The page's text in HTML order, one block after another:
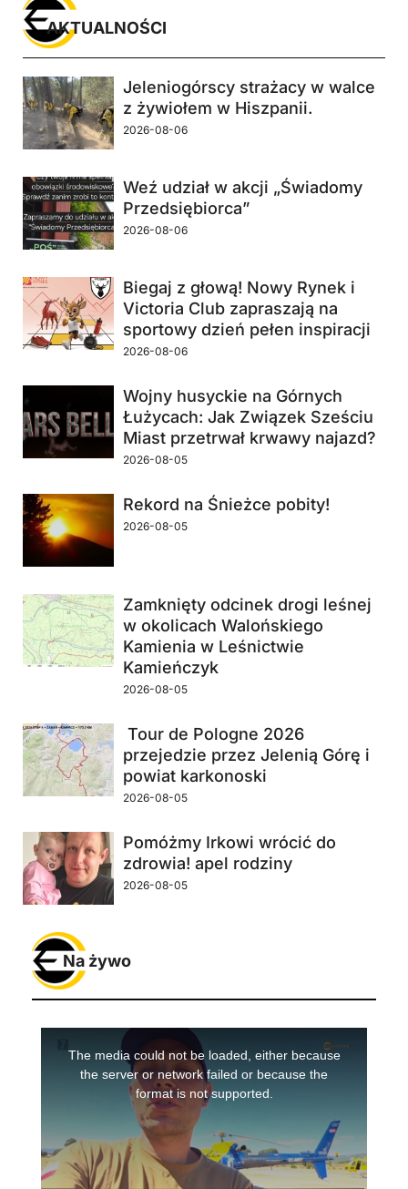
Jeleniogórscy strażacy w walce
z żywiołem w Hiszpanii.
2026-08-06
Weź udział w akcji „Świadomy
Przedsiębiorca”
2026-08-06
Biegaj z głową! Nowy Rynek i
Victoria Club zapraszają na
sportowy dzień pełen inspiracji
2026-08-06
Wojny husyckie na Górnych
Łużycach: Jak Związek Sześciu
Miast przetrwał krwawy najazd?
2026-08-05
Rekord na Śnieżce pobity!
2026-08-05
Zamknięty odcinek drogi leśnej
w okolicach Walońskiego
Kamienia w Leśnictwie
Kamieńczyk
2026-08-05
Tour de Pologne 2026
przejedzie przez Jelenią Górę i
powiat karkonoski
2026-08-05
Pomóżmy Irkowi wrócić do
zdrowia! apel rodziny
2026-08-05
AKTUALNOŚCI
Na żywo